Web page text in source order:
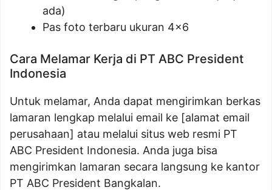
ada)
Pas foto terbaru ukuran 4×6
Cara Melamar Kerja di PT ABC President
Indonesia
Untuk melamar, Anda dapat mengirimkan berkas
lamaran lengkap melalui email ke [alamat email
perusahaan] atau melalui situs web resmi PT
ABC President Indonesia. Anda juga bisa
mengirimkan lamaran secara langsung ke kantor
PT ABC President Bangkalan.